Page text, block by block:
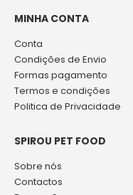
MINHA CONTA
Conta
Condições de Envio
Formas pagamento
Termos e condições
Politica de Privacidade
SPIROU PET FOOD
Sobre nós
Contactos